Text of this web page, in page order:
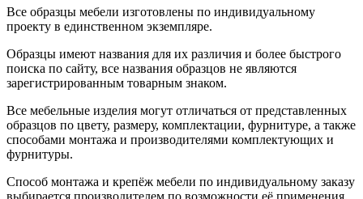
Все образцы мебели изготовлены по индивидуальному
проекту в единственном экземпляре.
Образцы имеют названия для их различия и более быстрого
поиска по сайту, все названия образцов не являются
зарегистрированным товарным знаком.
Все мебельные изделия могут отличаться от представленных
образцов по цвету, размеру, комплектации, фурнитуре, а также
способами монтажа и производителями комплектующих и
фурнитуры.
Способ монтажа и крепёж мебели по индивидуальному заказу
выбирается производителем по возможности её применения.